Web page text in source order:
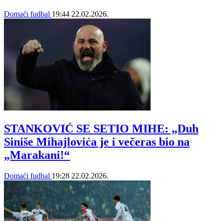
Domaći fudbal 19:44 22.02.2026.
STANKOVIĆ SE SETIO MIHE: „Duh
Siniše Mihajlovića je i večeras bio na
„Marakani!“
Domaći fudbal 19:28 22.02.2026.